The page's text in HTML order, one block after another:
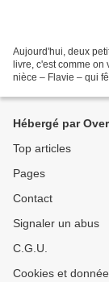
Aujourd'hui, deux
livre, c'est comme on
nièce – Flavie – qui
Hébergé par
Top articles
Pages
Contact
Signaler un abus
C.G.U.
Cookies et